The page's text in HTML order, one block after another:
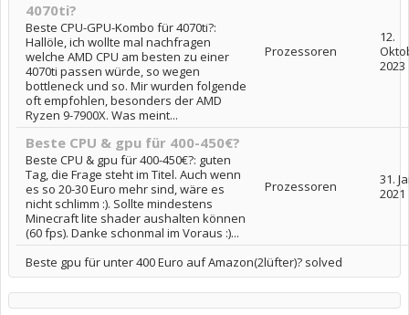
4070ti?
Beste CPU-GPU-Kombo für 4070ti?:
Hallöle, ich wollte mal nachfragen
welche AMD CPU am besten zu einer
4070ti passen würde, so wegen
bottleneck und so. Mir wurden folgende
oft empfohlen, besonders der AMD
Ryzen 9-7900X. Was meint...
Prozessoren
12.
2023
Beste CPU & gpu für 400-450€?
Beste CPU & gpu für 400-450€?: guten
Tag, die Frage steht im Titel. Auch wenn
es so 20-30 Euro mehr sind, wäre es
nicht schlimm :). Sollte mindestens
Minecraft lite shader aushalten können
(60 fps). Danke schonmal im Voraus :)...
Prozessoren
31.
2021
Beste gpu für unter 400 Euro auf Amazon(2lüfter)? solved